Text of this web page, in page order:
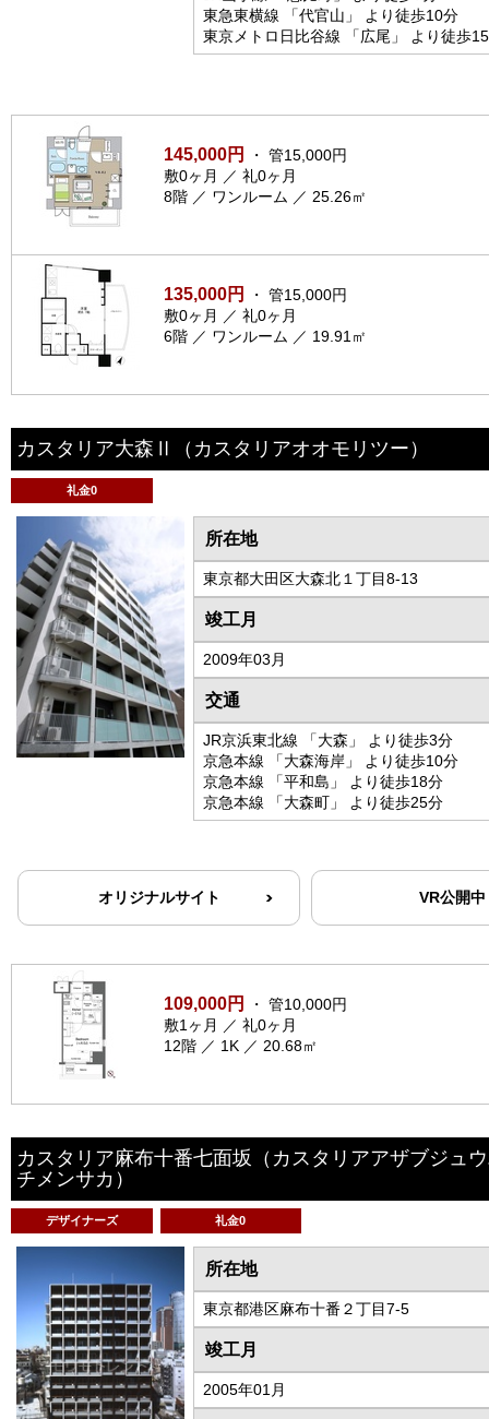
東急東横線 「代官山」 より徒歩10分
東京メトロ日比谷線 「広尾」 より徒歩
145,000円
・ 管15,000円
敷0ヶ月 ／ 礼0ヶ月
8階 ／ ワンルーム ／ 25.26㎡
135,000円
・ 管15,000円
敷0ヶ月 ／ 礼0ヶ月
6階 ／ ワンルーム ／ 19.91㎡
カスタリア大森Ⅱ （カスタリアオオモリツー）
礼金0
所在地
東京都大田区大森北１丁目8-13
竣工月
2009年03月
交通
JR京浜東北線 「大森」 より徒歩3分
京急本線 「大森海岸」 より徒歩10分
京急本線 「平和島」 より徒歩18分
京急本線 「大森町」 より徒歩25分
オリジナルサイト VR公開中
109,000円
・ 管10,000円
敷1ヶ月 ／ 礼0ヶ月
12階 ／ 1K ／ 20.68㎡
カスタリア麻布十番七面坂 （カスタリアアザブジュ
チメンサカ）
デザイナーズ 礼金0
所在地
東京都港区麻布十番２丁目7-5
竣工月
2005年01月